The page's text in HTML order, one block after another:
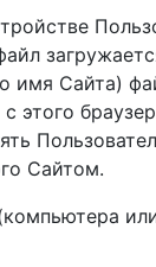
Сайта)
этого
Сайтом.